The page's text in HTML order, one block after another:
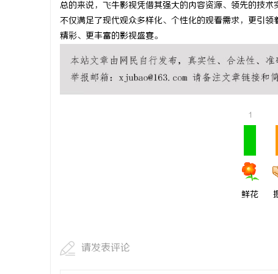
总的来说，飞牛影视凭借其强大的内容资源、领先的技
不仅满足了现代观众多样化、个性化的观看需求，更引
精彩、更丰富的影视盛宴。
1
鲜花
请发表评论
贝净 AC 国